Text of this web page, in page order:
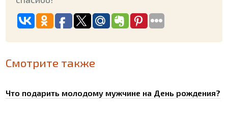
Смотрите также
Что подарить молодому мужчине на День рождения?